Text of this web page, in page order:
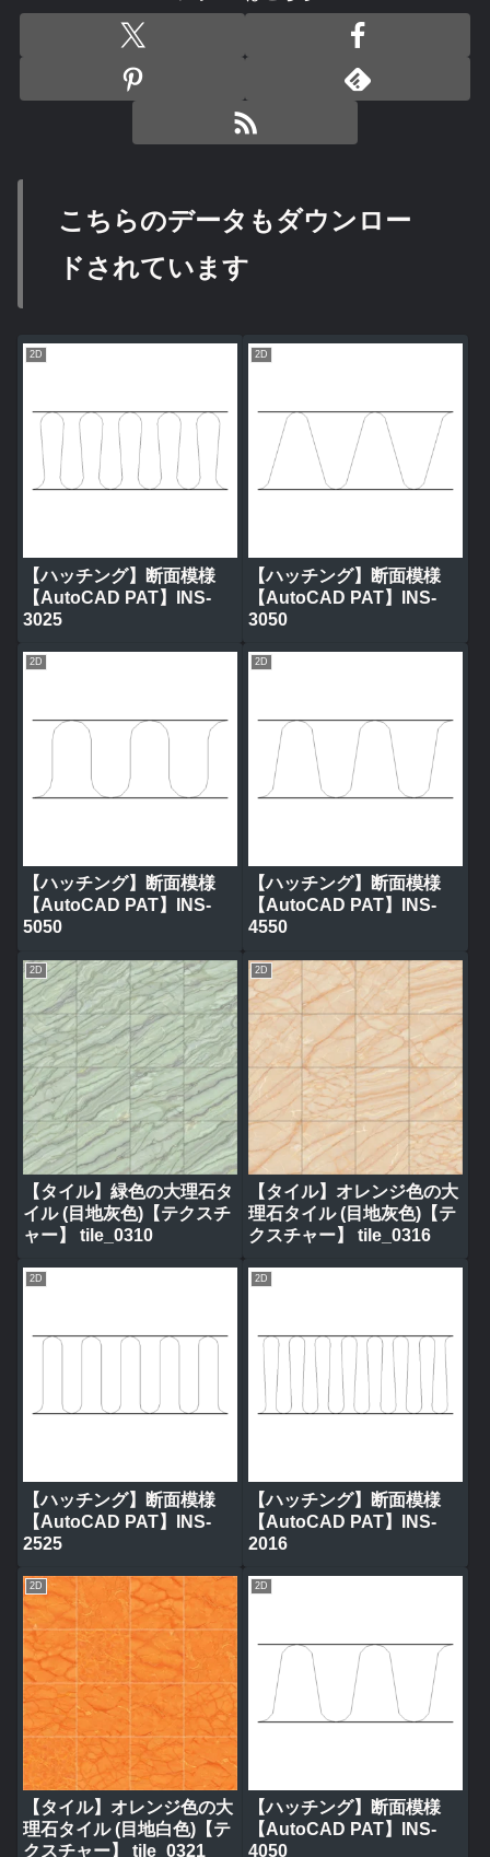
こちらのデータもダウンロー
ドされています
2D
【ハッチング】断面模様
【AutoCAD PAT】INS-
3025
2D
【ハッチング】断面模様
【AutoCAD PAT】INS-
3050
2D
【ハッチング】断面模様
【AutoCAD PAT】INS-
5050
2D
【ハッチング】断面模様
【AutoCAD PAT】INS-
4550
2D
【タイル】緑色の大理石タ
イル (目地灰色)【テクスチ
ャー】 tile_0310
2D
【タイル】オレンジ色の大
理石タイル (目地灰色)【テ
クスチャー】 tile_0316
2D
【ハッチング】断面模様
【AutoCAD PAT】INS-
2525
2D
【ハッチング】断面模様
【AutoCAD PAT】INS-
2016
2D
【タイル】オレンジ色の大
理石タイル (目地白色)【テ
クスチャー】 tile_0321
2D
【ハッチング】断面模様
【AutoCAD PAT】INS-
4050